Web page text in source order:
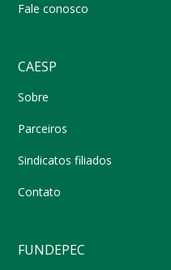
Fale conosco
CAESP
Sobre
Parceiros
Sindicatos filiados
Contato
FUNDEPEC